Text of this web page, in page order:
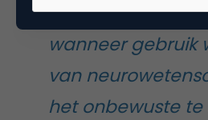
worden door
wanneer gebruik
van
het onbewuste te